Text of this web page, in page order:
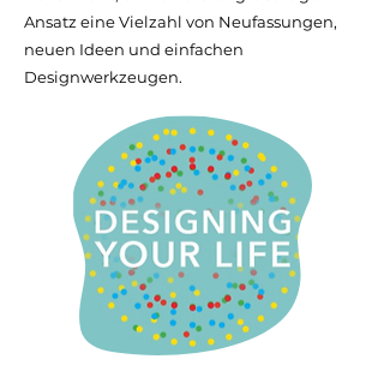
Ansatz eine Vielzahl von Neufassungen,
neuen Ideen und einfachen
Designwerkzeugen.